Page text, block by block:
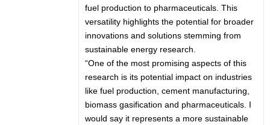
fuel production to pharmaceuticals. This
versatility highlights the potential for broader
innovations and solutions stemming from
sustainable energy research.
“One of the most promising aspects of this
research is its potential impact on industries
like fuel production, cement manufacturing,
biomass gasification and pharmaceuticals. I
would say it represents a more sustainable